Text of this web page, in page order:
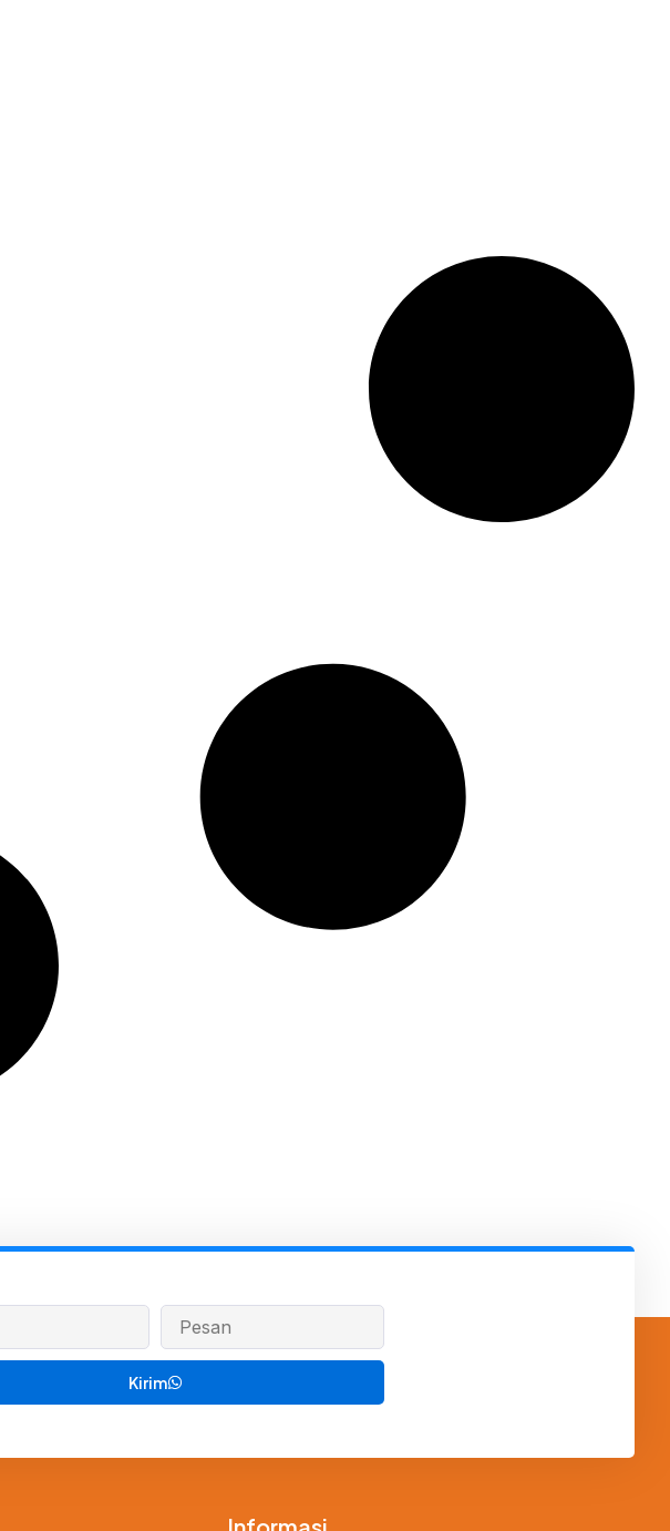
Kirim